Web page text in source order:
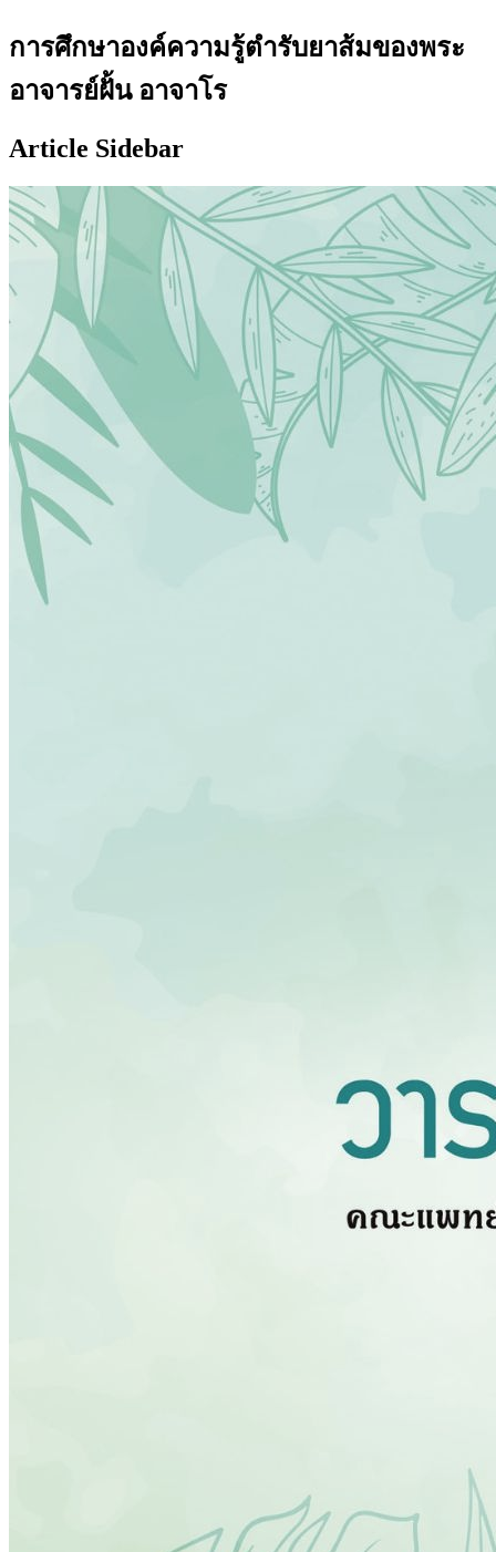
การศึกษาองค์ความรู้ตำรับยาส้มของพระ
อาจารย์ฝั้น อาจาโร
Article Sidebar